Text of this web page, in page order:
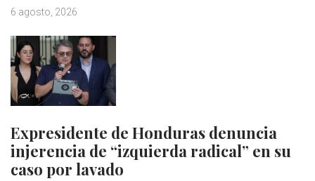
6 agosto, 2026
Expresidente de Honduras denuncia
injerencia de “izquierda radical” en su
caso por lavado